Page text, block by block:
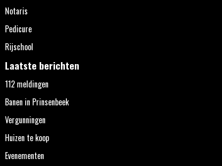
Notaris
Pedicure
Rijschool
Laatste berichten
112 meldingen
Banen in Prinsenbeek
Vergunningen
Huizen te koop
Evenementen